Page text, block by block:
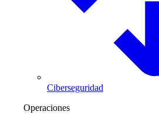
Ciberseguridad
Operaciones